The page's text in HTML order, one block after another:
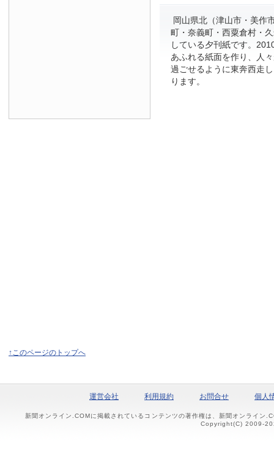
岡山県北（津山市・美作
町・奈義町・西粟倉村・
している夕刊紙です。
あふれる紙面を作り、人
過ごせるように東奔西走
ります。
↑このページのトップへ
運営会社 利用規約 お問合せ 個人
新聞オンライン.COMに掲載されているコンテンツの著作権は、新聞オンライン
Copyright(C) 2009-